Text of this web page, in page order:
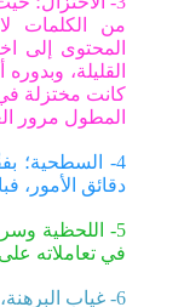
من الكلمات
المحتوى إلى
القليلة،
كانت مختزلة
المطول مرور
4- السطحية؛
دقائق الأمور،
5- اللحظية
في تعاملاته
6- غياب